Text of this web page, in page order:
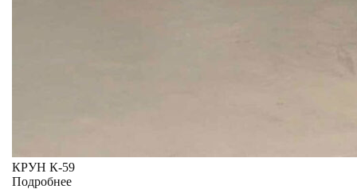
КРУН К-59
Подробнее